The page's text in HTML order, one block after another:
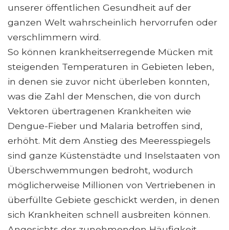
unserer öffentlichen Gesundheit auf der
ganzen Welt wahrscheinlich hervorrufen oder
verschlimmern wird.
So können krankheitserregende Mücken mit
steigenden Temperaturen in Gebieten leben,
in denen sie zuvor nicht überleben konnten,
was die Zahl der Menschen, die von durch
Vektoren übertragenen Krankheiten wie
Dengue-Fieber und Malaria betroffen sind,
erhöht. Mit dem Anstieg des Meeresspiegels
sind ganze Küstenstädte und Inselstaaten von
Überschwemmungen bedroht, wodurch
möglicherweise Millionen von Vertriebenen in
überfüllte Gebiete geschickt werden, in denen
sich Krankheiten schnell ausbreiten können.